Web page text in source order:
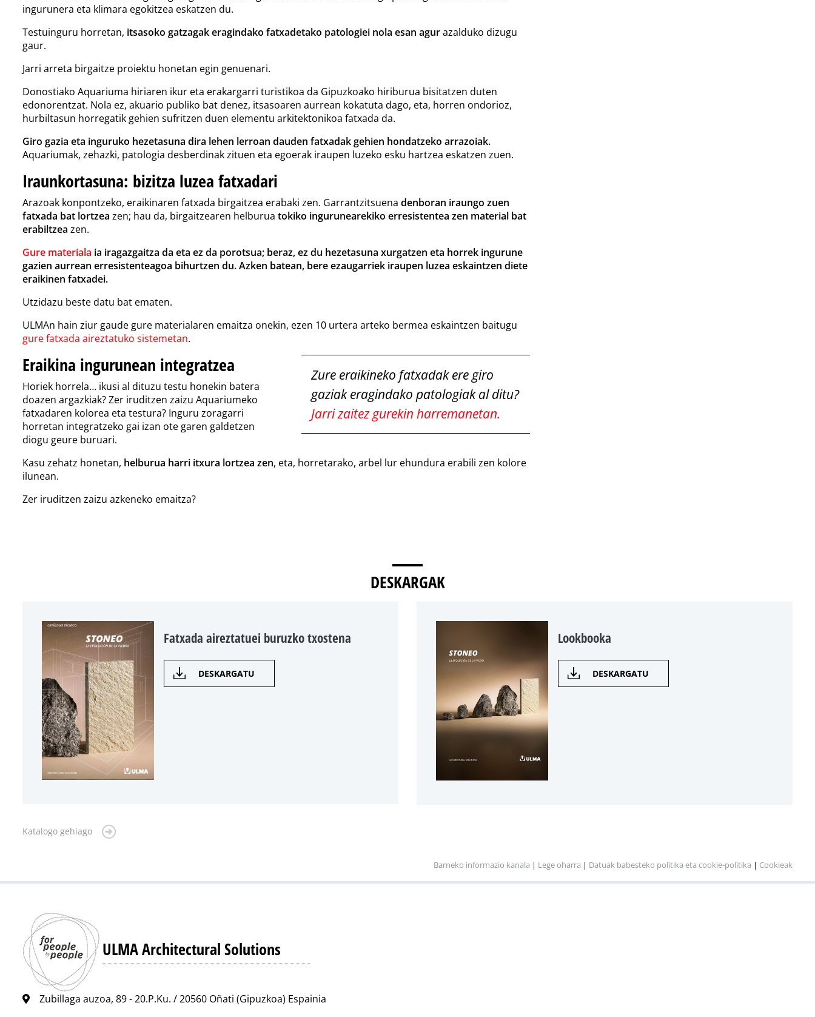
ingurunera eta klimara egokitzea eskatzen du.
Testuinguru horretan, itsasoko gatzagak eragindako fatxadetako patologiei nola esan agurazalduko dizugu
gaur.
Jarri arreta birgaitze proiektu honetan egin genuenari.
Donostiako Aquariuma hiriaren ikur eta erakargarri turistikoa da Gipuzkoako hiriburua bisitatzen duten
edonorentzat. Nola ez, akuario publiko bat denez, itsasoaren aurrean kokatuta dago, eta, horren ondorioz,
hurbiltasun horregatik gehien sufritzen duen elementu arkitektonikoa fatxada da.
Giro gazia eta inguruko hezetasuna dira lehen lerroan dauden fatxadak gehien hondatzeko arrazoiak.
Aquariumak, zehazki, patologia desberdinak zituen eta egoerak iraupen luzeko esku hartzea eskatzen zuen.
Iraunkortasuna: bizitza luzea fatxadari
Arazoak konpontzeko, eraikinaren fatxada birgaitzea erabaki zen. Garrantzitsuena denboran iraungo zuen
fatxada bat lortzea zen; hau da, birgaitzearen helburua tokiko ingurunearekiko erresistentea zen material bat
erabiltzea zen.
Gure materiala ia iragazgaitza da eta ez da porotsua; beraz, ez du hezetasuna xurgatzen eta horrek ingurune
gazien aurrean erresistenteagoa bihurtzen du. Azken batean, bere ezaugarriek iraupen luzea eskaintzen diete
eraikinen fatxadei.
Utzidazu beste datu bat ematen.
ULMAn hain ziur gaude gure materialaren emaitza onekin, ezen 10 urtera arteko bermea eskaintzen baitugu
gure fatxada aireztatuko sistemetan.
Zure eraikineko fatxadak ere giro
gaziak eragindako patologiak al ditu?
Jarri zaitez gurekin harremanetan.
Eraikina ingurunean integratzea
Horiek horrela… ikusi al dituzu testu honekin batera
doazen argazkiak? Zer iruditzen zaizu Aquariumeko
fatxadaren kolorea eta testura? Inguru zoragarri
horretan integratzeko gai izan ote garen galdetzen
diogu geure buruari.
Kasu zehatz honetan, helburua harri itxura lortzea zen, eta, horretarako, arbel lur ehundura erabili zen kolore
ilunean.
Zer iruditzen zaizu azkeneko emaitza?
DESKARGAK
Fatxada aireztatuei buruzko txostena
DESKARGATU
Lookbooka
DESKARGATU
Katalogo gehiago
Barneko informazio kanala | Lege oharra | Datuak babesteko politika eta cookie-politika | Cookieak
ULMA Architectural Solutions
Zubillaga auzoa, 89 - 20.P.Ku. / 20560 Oñati (Gipuzkoa) Espainia